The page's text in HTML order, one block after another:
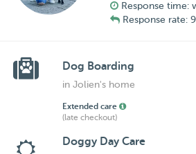
Response time:
Response rate:
Dog Boarding
in Jolien's home
Extended care
(late checkout)
Doggy Day Care